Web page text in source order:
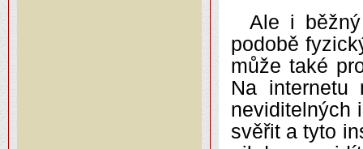
Ale i
podobě
může také
Na internetu
neviditelných
svěřit a tyto